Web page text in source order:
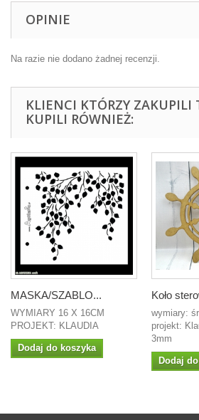
OPINIE
Na razie nie dodano żadnej recenzji.
KLIENCI KTÓRZY ZAKUPILI
KUPILI RÓWNIEŻ:
MASKA/SZABLO...
WYMIARY 16 X 16CM
PROJEKT: KLAUDIA
Dodaj do koszyka
Koło
wymiary:
projekt:
3mm
Dodaj